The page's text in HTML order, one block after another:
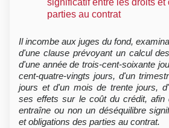
significatif entre les droits et
parties au contrat
Il incombe aux juges du fond,
d'une clause prévoyant un calcul
d'une année de trois-cent-soixante
cent-quatre-vingts jours, d'un
jours et d'un mois de trente jours,
ses effets sur le coût du crédit, afin
entraîne ou non un déséquilibre
et obligations des parties au contrat.